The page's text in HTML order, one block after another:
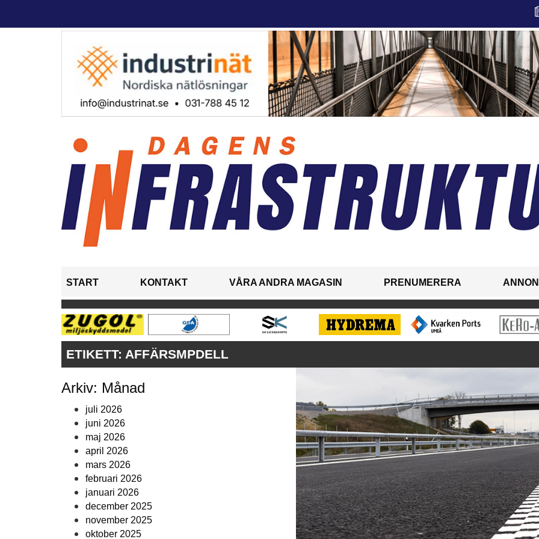
START KONTAKT VÅRA ANDRA MAGASIN PRENUMERERA
ETIKETT: AFFÄRSMPDELL
Arkiv: Månad
juli 2026
juni 2026
maj 2026
april 2026
mars 2026
februari 2026
januari 2026
december 2025
november 2025
oktober 2025